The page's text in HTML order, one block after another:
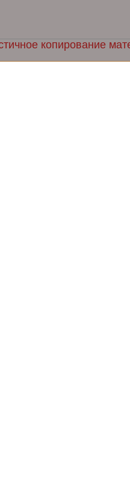
копирование